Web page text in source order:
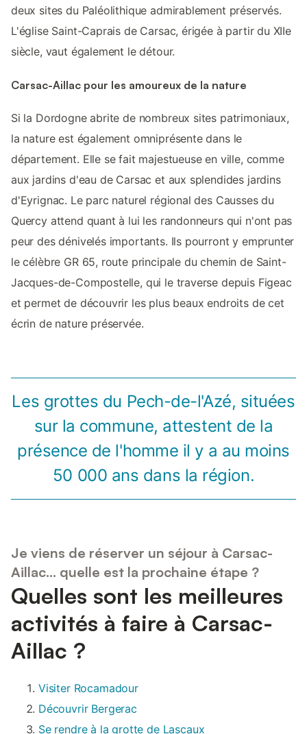
deux sites du Paléolithique admirablement préservés.
L'église Saint-Caprais de Carsac, érigée à partir du XIIe
siècle, vaut également le détour.
Carsac-Aillac pour les amoureux de la nature
Si la Dordogne abrite de nombreux sites patrimoniaux,
la nature est également omniprésente dans le
département. Elle se fait majestueuse en ville, comme
aux jardins d'eau de Carsac et aux splendides jardins
d'Eyrignac. Le parc naturel régional des Causses du
Quercy attend quant à lui les randonneurs qui n'ont pas
peur des dénivelés importants. Ils pourront y emprunter
le célèbre GR 65, route principale du chemin de Saint-
Jacques-de-Compostelle, qui le traverse depuis Figeac
et permet de découvrir les plus beaux endroits de cet
écrin de nature préservée.
Les grottes du Pech-de-l'Azé, situées
sur la commune, attestent de la
présence de l'homme il y a au moins
50 000 ans dans la région.
Je viens de réserver un séjour à Carsac-
Aillac… quelle est la prochaine étape ?
Quelles sont les meilleures
activités à faire à Carsac-
Aillac ?
Visiter Rocamadour
Découvrir Bergerac
Se rendre à la grotte de Lascaux